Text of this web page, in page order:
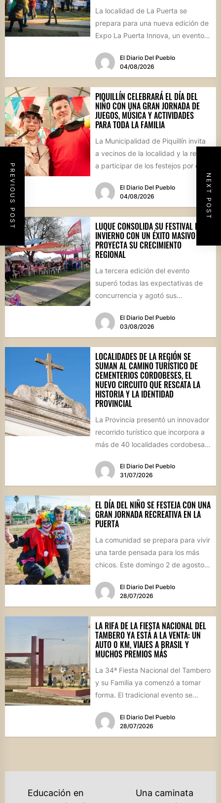
PREVIOUS POST NEXT POST
La localidad de La Puerta se
prepara para una nueva edición de
Expo La Puerta Innova, un evento
El Diario Del Pueblo
04/08/2026
PIQUILLÍN CELEBRARÁ EL DÍA DEL
NIÑO CON UNA GRAN JORNADA DE
JUEGOS, MÚSICA Y ACTIVIDADES
PARA TODA LA FAMILIA
La Municipalidad de Piquillín invita
a vecinos de la localidad y la región
a participar de los festejos por el...
El Diario Del Pueblo
04/08/2026
LUQUE CONSOLIDA SU FESTIVAL DE
INVIERNO CON UN ÉXITO MASIVO Y
PROYECTA SU CRECIMIENTO
REGIONAL
La tercera edición del evento
superó todas las expectativas de
concurrencia y agotó sus
marco, el...El Diario Del Pueblo
03/08/2026
LOCALIDADES DE LA REGIÓN SE
SUMAN AL CAMINO TURÍSTICO DE
CEMENTERIOS CORDOBESES, EL
NUEVO CIRCUITO QUE RESCATA LA
HISTORIA Y LA IDENTIDAD
PROVINCIAL
La Provincia presentó un innovador
recorrido turístico que incorpora a
más de 40 localidades cordobesas
patrimonial....El Diario Del Pueblo
31/07/2026
EL DÍA DEL NIÑO SE FESTEJA CON UNA
GRAN JORNADA RECREATIVA EN LA
PUERTA
La comunidad se prepara para vivir
una tarde pensada para los más
chicos. Este domingo 2 de agosto,
El Diario Del Pueblo
28/07/2026
LA RIFA DE LA FIESTA NACIONAL DEL
TAMBERO YA ESTÁ A LA VENTA: UN
AUTO 0 KM, VIAJES A BRASIL Y
MUCHOS PREMIOS MÁS
La 34ª Fiesta Nacional del Tambero
y su Familia ya comenzó a tomar
forma. El tradicional evento se
El Diario Del Pueblo
28/07/2026
NAVEGACIÓN
Educación en
Una caminata